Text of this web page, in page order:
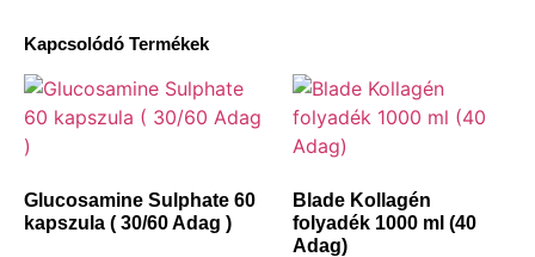
Kapcsolódó Termékek
Glucosamine Sulphate 60
kapszula ( 30/60 Adag )
Blade Kollagén
folyadék 1000 ml (40
Adag)